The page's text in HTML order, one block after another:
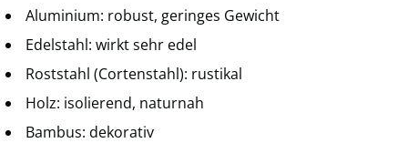
Aluminium: robust, geringes Gewicht
Edelstahl: wirkt sehr edel
Roststahl (Cortenstahl): rustikal
Holz: isolierend, naturnah
Bambus: dekorativ